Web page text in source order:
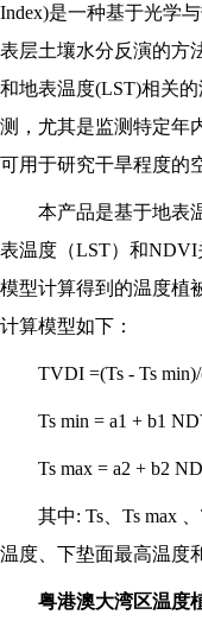
Index)是一种基于光学
表层土壤水分反演的方
和地表温度(LST)相关
测，尤其是监测特定年
可用于研究干旱程度的
本产品是基于地表
表温度（LST）和
模型计算得到的温度植
计算模型如下：
TVDI =(Ts - Ts
Ts min = a1 + b1
Ts max = a2 + b2
其中: Ts、Ts max
温度、下垫面最高温度
粤港澳大湾区温度